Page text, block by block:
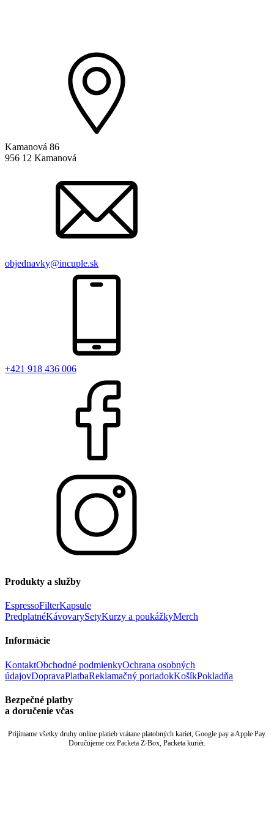
Kamanová 86
956 12 Kamanová
objednavky@incuple.sk
+421 918 436 006
Produkty a služby
EspressoFilterKapsule
PredplatnéKávovarySetyKurzy a poukážkyMerch
Informácie
KontaktObchodné podmienkyOchrana osobných
údajovDopravaPlatbaReklamačný poriadokKošíkPokladňa
Bezpečné platby
a doručenie včas
Prijímame všetky druhy online platieb vrátane platobných kariet, Google pay a Apple Pay.
Doručujeme cez Packeta Z-Box, Packeta kuriér.